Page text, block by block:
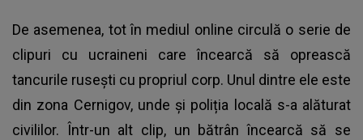
De asemenea, tot în mediul online circulă o serie de
clipuri cu ucraineni care încearcă să oprească
tancurile rusești cu propriul corp. Unul dintre ele este
din zona Cernigov, unde și poliția locală s-a alăturat
civililor. Într-un alt clip, un bătrân încearcă să se